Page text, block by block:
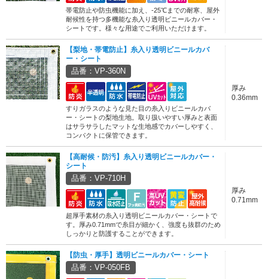
帯電防止や防虫機能に加え、-25℃までの耐寒、屋外
耐候性を持つ多機能な糸入り透明ビニールカバー・
シートです。様々な用途でご利用いただけます。
【梨地・帯電防止】糸入り透明ビニールカバ
ー・シート
品番：VP-360N
すりガラスのような見た目の糸入りビニールカバ
ー・シートの梨地生地。取り扱いやすい厚みと表面
はサラサラしたマットな生地感でカバーしやすく、
コンパクトに保管できます。
厚み
0.36mm
【高耐候・防汚】糸入り透明ビニールカバー・
シート
品番：VP-710H
超厚手素材の糸入り透明ビニールカバー・シートで
す。厚み0.71mmで糸目が細かく、強度も抜群のため
しっかりと防護することができます。
厚み
0.71mm
【防虫・厚手】透明ビニールカバー・シート
品番：VP-050FB